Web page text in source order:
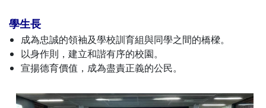
學生長
成為忠誠的領袖及學校訓育組與同學之間的橋樑。
以身作則，建立和諧有序的校園。
宣揚德育價值，成為盡責正義的公民。